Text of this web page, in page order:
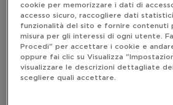
cookie per memorizzare i dati di
accesso sicuro, raccogliere dati
funzionalità del sito e fornire contenuti
misura per gli interessi di ogni utente.
Procedi" per accettare i cookie e
oppure fai clic su Visualizza
visualizzare le descrizioni dettagliate
scegliere quali accettare.